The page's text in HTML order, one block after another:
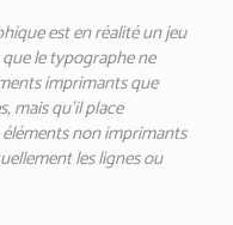
est en réalité un jeu
le typographe ne
imprimants que
mais qu’il place
non imprimants
les lignes ou